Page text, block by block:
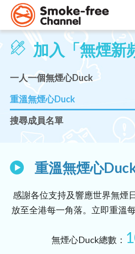
加入「無煙新
一人一個無煙心Duck
重溫無煙心Duck
搜尋成員名單
重溫無煙心
感謝各位支持及響應世界無煙
放至全港每一角落。立即重溫
無煙心Duck總數：